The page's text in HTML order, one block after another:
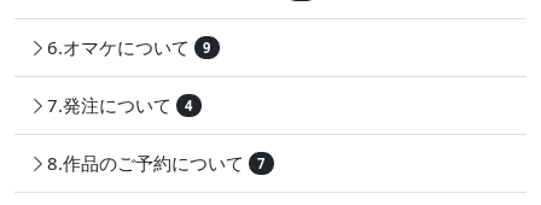
6.オマケについて 9
7.発注について 4
8.作品のご予約について 7